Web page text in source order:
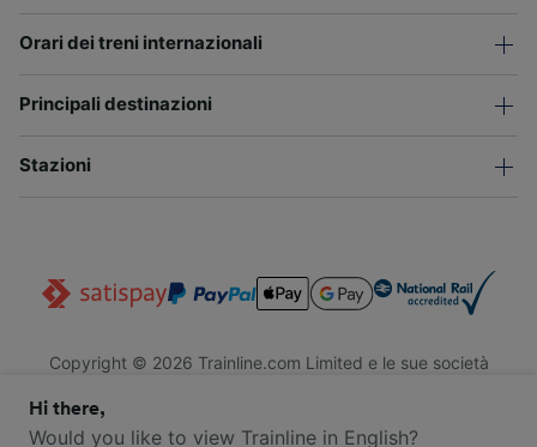
Orari dei treni internazionali
Principali destinazioni
Stazioni
Copyright © 2026 Trainline.com Limited e le sue società
Trainline.com Limited è registrata in Inghilterra e Galles. Società
n. 3846791. Sede legale: 1 Stonecutter St, EC4A 4AH, Londra,
Hi there,
Would you like to view Trainline in English?